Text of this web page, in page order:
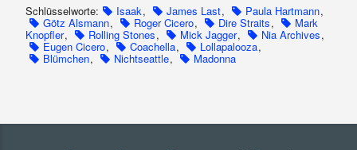
Schlüsselworte: Isaak, James Last, Paula Hartmann,
Götz Alsmann, Roger Cicero, Dire Straits, Mark
Knopfler, Rolling Stones, Mick Jagger, Nia Archives,
Eugen Cicero, Coachella, Lollapalooza,
Blümchen, Nichtseattle, Madonna